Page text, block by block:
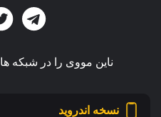
ناین مووی را در شبکه
نسخه اندروید